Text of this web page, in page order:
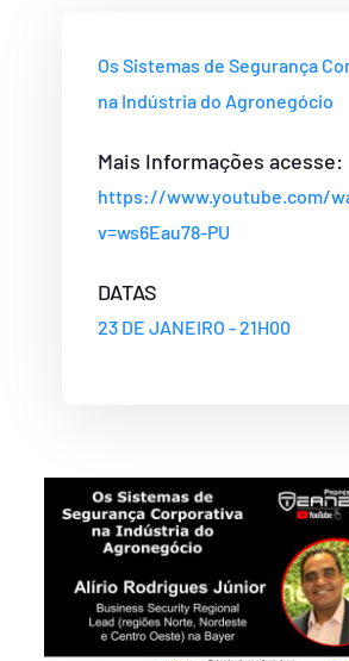
Os Sistemas de Segurança
na Indústria do Agronegócio
Mais Informações acesse:
https://www.youtube.com/
v=ws6Eau78-PU
DATAS
23 DE JANEIRO - 21H00